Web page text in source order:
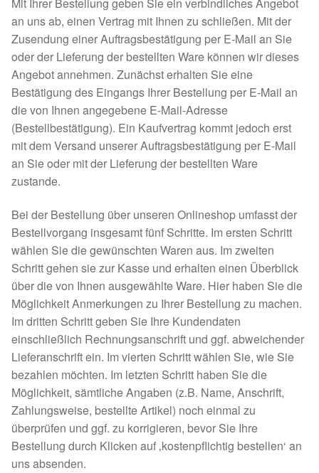
Aktuelle Spenden 2026
Ihre/Eure Spenden – Januar bis Juni 2026
Spenden 2025
Juli bis Dezember 2025
Januar bis Juni 2025
Spenden 2024
Juli bis Dezember 2024
Januar bis Juni 2024
Spenden 2023
Juli bis Dezember 2023
Januar bis Juni 2023
Spenden 2022
Kontakt & Rechtliches
Kontakt
Satzung
Datenschutzerklärung
Impressum
AGB
Facebook
Instagram
an uns ab, einen Vertrag mit Ihnen zu schließen. Mit der
Zusendung einer Auftragsbestätigung per E-Mail an Sie
oder der Lieferung der bestellten Ware können wir dieses
Angebot annehmen. Zunächst erhalten Sie eine
Bestätigung des Eingangs Ihrer Bestellung per E-Mail an
die von Ihnen angegebene E-Mail-Adresse
(Bestellbestätigung). Ein Kaufvertrag kommt jedoch erst
mit dem Versand unserer Auftragsbestätigung per E-Mail
an Sie oder mit der Lieferung der bestellten Ware
zustande.
Bei der Bestellung über unseren Onlineshop umfasst der
Bestellvorgang insgesamt fünf Schritte. Im ersten Schritt
wählen Sie die gewünschten Waren aus. Im zweiten
Schritt gehen sie zur Kasse und erhalten einen Überblick
über die von Ihnen ausgewählte Ware. Hier haben Sie die
Möglichkeit Anmerkungen zu Ihrer Bestellung zu machen.
Im dritten Schritt geben Sie Ihre Kundendaten
einschließlich Rechnungsanschrift und ggf. abweichender
Lieferanschrift ein. Im vierten Schritt wählen Sie, wie Sie
bezahlen möchten. Im letzten Schritt haben Sie die
Möglichkeit, sämtliche Angaben (z.B. Name, Anschrift,
Zahlungsweise, bestellte Artikel) noch einmal zu
überprüfen und ggf. zu korrigieren, bevor Sie Ihre
Bestellung durch Klicken auf ‚kostenpflichtig bestellen‘ an
uns absenden.